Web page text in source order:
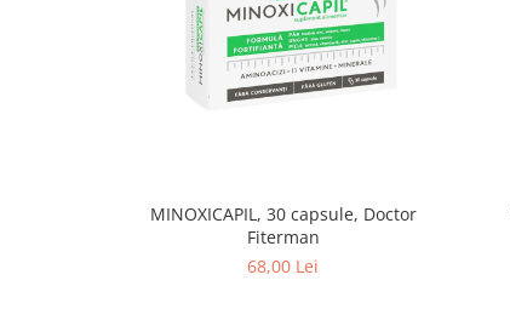
MINOXICAPIL, 30 capsule, Doctor
Fiterman
68,00 Lei